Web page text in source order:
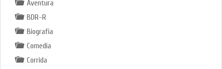
Aventura
BDR-R
Biografia
Comedia
Corrida